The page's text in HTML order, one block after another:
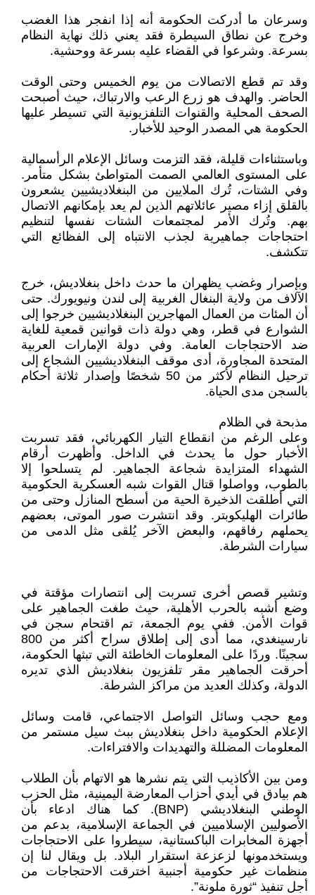
وسرعان ما أدركت الحكومة أنه إذا انفجر هذا الغضب
وخرج عن نطاق السيطرة فقد يعني ذلك نهاية النظام
بسرعة. وشرعوا في القضاء عليه بسرعة ووحشية.
وقد تم قطع الاتصالات من يوم الخميس وحتى الوقت
الحاضر. والهدف هو زرع الرعب والارتباك، حيث أصبحت
الصحف المحلية والقنوات التلفزيونية التي تسيطر عليها
الحكومة هي المصدر الوحيد للأخبار.
وباستثناءات قليلة، فقد التزمت وسائل الإعلام الرأسمالية
على المستوى العالمي الصمت المتواطئ بشكل متأمر.
وفي الشتات، تُرك الملايين من البنغلاديشيين يشعرون
بالقلق إزاء مصير عائلاتهم الذين لم يعد بإمكانهم الاتصال
بهم. وتُرك الأمر لمجتمعات الشتات نفسها لتنظيم
احتجاجات جماهيرية لجذب الانتباه إلى الفظائع التي
تتكشف.
وبإصرار وغضب يظهران ما حدث داخل بنغلاديش، خرج
الآلاف من ولاية البنغال الغربية إلى لندن ونيويورك. حتى
أن المئات من العمال المهاجرين البنغلاديشيين خرجوا إلى
الشوارع في قطر، وهي دولة ذات قوانين قمعية للغاية
ضد الاحتجاجات العامة. وفي دولة الإمارات العربية
المتحدة المجاورة، أدى موقف البنغلاديشيين الشجاع إلى
ترحيل النظام لأكثر من 50 شخصًا وإصدار ثلاثة أحكام
بالسجن مدى الحياة.
مذبحة في الظلام
وعلى الرغم من انقطاع التيار الكهربائي، فقد تسربت
الأخبار حول ما يحدث في الداخل. وأظهرت أرقام
الشهداء المتزايدة شجاعة الجماهير. لم يتسلحوا إلا
بالطوب، وواصلوا قتال القوات شبه العسكرية الحكومية
التي أطلقت الذخيرة الحية من أسطح المنازل وحتى من
طائرات الهليكوبتر. وقد انتشرت صور الموتى، بعضهم
يحملهم رفاقهم، والبعض الآخر يُلقى مثل الدمى من
سيارات الشرطة.
وتشير قصص أخرى تسربت إلى انتصارات مؤقتة في
وضع أشبه بالحرب الأهلية، حيث طغت الجماهير على
قوات الأمن. ففي يوم الجمعة، تم اقتحام سجن في
نارسينغدي، مما أدى إلى إطلاق سراح أكثر من 800
سجينًا. وردًا على المعلومات الخاطئة التي تبثها الحكومة،
أحرقت الجماهير مقر تلفزيون بنغلاديش الذي تديره
الدولة، وكذلك العديد من مراكز الشرطة.
ومع حجب وسائل التواصل الاجتماعي، قامت وسائل
الإعلام الحكومية داخل بنغلاديش ببث سيل مستمر من
المعلومات المضللة والتهديدات والافتراءات.
ومن بين الأكاذيب التي يتم نشرها هو الاتهام بأن الطلاب
هم بيادق في أيدي أحزاب المعارضة اليمينية، مثل الحزب
الوطني البنغلاديشي (BNP). كما هناك ادعاء بأن
الأصوليين الإسلاميين في الجماعة الإسلامية، بدعم من
أجهزة المخابرات الباكستانية، سيطروا على الاحتجاجات
ويستخدمونها لزعزعة استقرار البلاد. بل ويقال لنا إن
منظمات غير حكومية أجنبية اخترقت الاحتجاجات من
أجل تنفيذ “ثورة ملونة”.